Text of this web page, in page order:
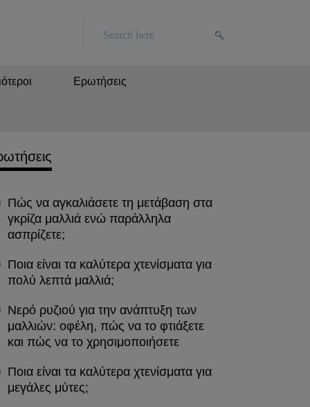
Ερωτήσεις
Πώς να αγκαλιάσετε τη μετάβαση στα
γκρίζα μαλλιά ενώ παράλληλα
ασπρίζετε;
Ποια είναι τα καλύτερα χτενίσματα για
πολύ λεπτά μαλλιά;
Νερό ρυζιού για την ανάπτυξη των
μαλλιών: οφέλη, πώς να το φτιάξετε
και πώς να το χρησιμοποιήσετε
Ποια είναι τα καλύτερα χτενίσματα για
μεγάλες μύτες;